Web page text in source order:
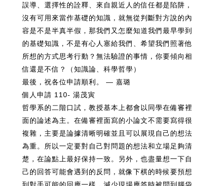
誤導、選擇性的詮釋、來自親近人的信任都是陷阱，
沒有可用來當作基礎的知識，就無從判斷對方說的內
容是不是半真半假，那我們又怎麼知道我們最早學到
的基礎知識，不是有心人塞給我們、希望我們照著他
所想的方式思考行動？無法驗證的事情，你要傾向相
信還是不信？（知識論、科學哲學）
最後，祝各位申請順利。 — 嘉璐
個人申請 110- 湯茂寅
哲學系的二階口試，教授基本上都會以同學在備審裡
面的論述為主。在備審裡面寫的小論文不需要寫得很
複雜，主要是論據清晰明確並且可以展現自己的想法
為重。所以一定要對自己對問題的想法和立場足夠清
楚，在論點上最好保持一致。另外，也盡量想一下自
己的回答可能會遇到的反問，就像下棋的時候要預想
到對手可能的回應一樣，減少現場應答時被問到腦袋